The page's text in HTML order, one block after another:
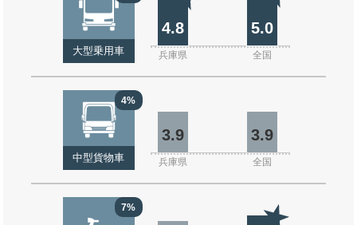
大型乗用車
4.8 5.0
兵庫県 全国
4%
中型貨物車
3.9 3.9
兵庫県 全国
7%